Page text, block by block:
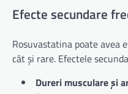
Efecte secundare
Rosuvastatina poate avea
cât și rare. Efectele
Dureri musculare și